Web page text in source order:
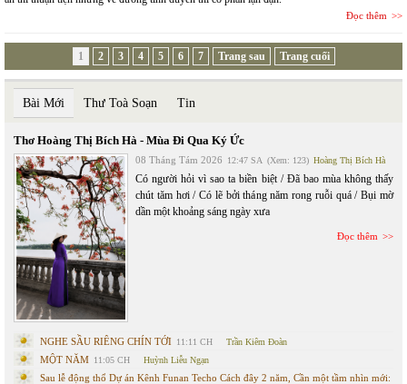
Đọc thêm
1 2 3 4 5 6 7 Trang sau Trang cuối
Bài Mới Thư Toà Soạn Tin
Thơ Hoàng Thị Bích Hà - Mùa Đi Qua Ký Ức
08 Tháng Tám 2026 12:47 SA (Xem: 123) Hoàng Thị Bích Hà
Có người hỏi vì sao ta biền biệt / Đã bao mùa không thấy
chút tăm hơi / Có lẽ bởi tháng năm rong ruỗi quá / Bụi mờ
dần một khoảng sáng ngày xưa
Đọc thêm
NGHE SẦU RIÊNG CHÍN TỚI 11:11 CH Trần Kiêm Đoàn
MỘT NĂM 11:05 CH Huỳnh Liễu Ngạn
Sau lễ động thổ Dự án Kênh Funan Techo Cách đây 2 năm, Cần một tầm nhìn mới: